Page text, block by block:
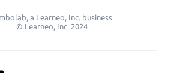
a Learneo, Inc. business
© Learneo, Inc. 2024